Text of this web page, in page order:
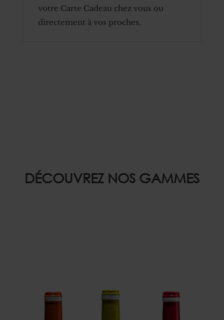
votre Carte Cadeau chez vous ou
directement à vos proches.
DÉCOUVREZ NOS GAMMES